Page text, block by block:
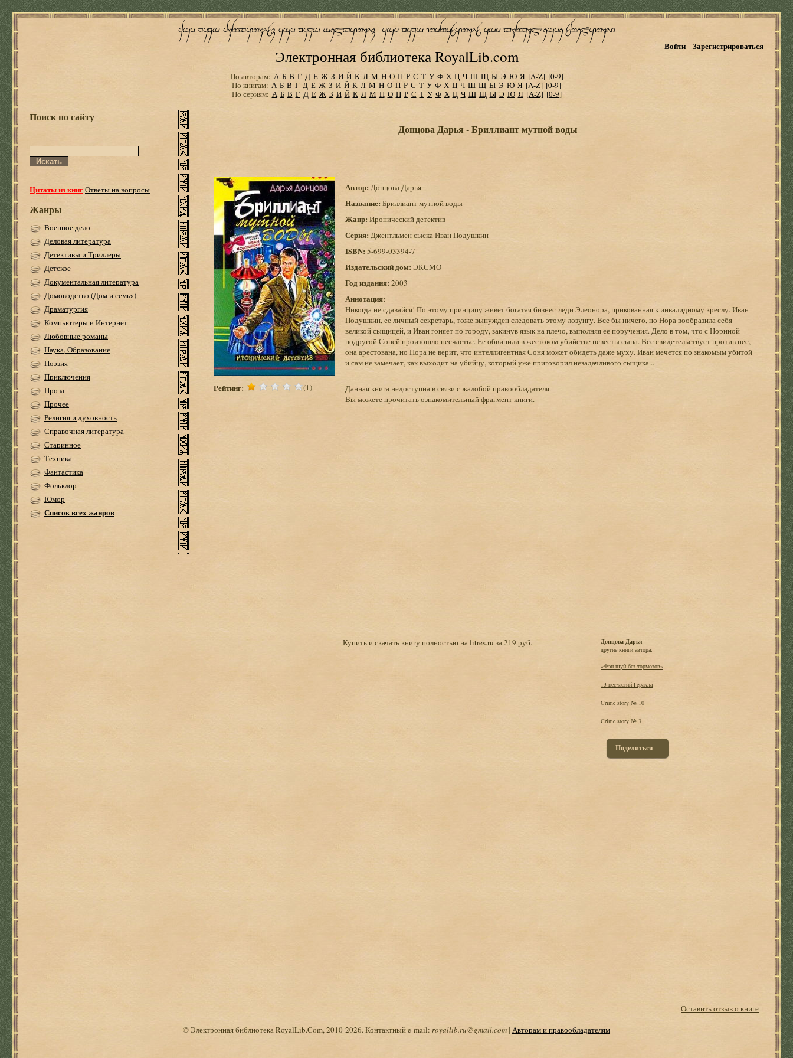
Электронная библиотека RoyalLib.com
Войти Зарегистрироваться
По авторам: А Б В Г Д Е Ж З И Й К Л М Н О П Р С Т У Ф Х Ц Ч Ш Щ Ы Э Ю Я [A-Z] [0-9]
По книгам: А Б В Г Д Е Ж З И Й К Л М Н О П Р С Т У Ф Х Ц Ч Ш Щ Ы Э Ю Я [A-Z] [0-9]
По сериям: А Б В Г Д Е Ж З И Й К Л М Н О П Р С Т У Ф Х Ц Ч Ш Щ Ы Э Ю Я [A-Z] [0-9]
Поиск по сайту
Цитаты из книгОтветы на вопросы
Жанры
Военное дело
Деловая литература
Детективы и Триллеры
Детское
Документальная литература
Домоводство (Дом и семья)
Драматургия
Компьютеры и Интернет
Любовные романы
Наука, Образование
Поэзия
Приключения
Проза
Прочее
Религия и духовность
Справочная литература
Старинное
Техника
Фантастика
Фольклор
Юмор
Список всех жанров
Донцова Дарья - Бриллиант мутной воды
Рейтинг: (1)
Автор: Донцова Дарья
Название: Бриллиант мутной воды
Жанр: Иронический детектив
Серия: Джентльмен сыска Иван Подушкин
ISBN:5-699-03394-7
Издательский дом: ЭКСМО
Год издания: 2003
Аннотация:
Никогда не сдавайся! По этому принципу живет богатая бизнес-леди Элеонора, прикованная к инвалидному креслу. Иван
Подушкин, ее личный секретарь, тоже вынужден следовать этому лозунгу. Все бы ничего, но Нора вообразила себя
великой сыщицей, и Иван гоняет по городу, закинув язык на плечо, выполняя ее поручения. Дело в том, что с Нориной
подругой Соней произошло несчастье. Ее обвинили в жестоком убийстве невесты сына. Все свидетельствует против нее,
она арестована, но Нора не верит, что интеллигентная Соня может обидеть даже муху. Иван мечется по знакомым убитой
и сам не замечает, как выходит на убийцу, который уже приговорил незадачливого сыщика...
Данная книга недоступна в связи с жалобой правообладателя.
Вы можетепрочитать ознакомительный фрагмент книги.
Купить и скачать книгу полностью на litres.ru за 219 руб.
Донцова Дарья
другие книги автора:
«Фэн-шуй без тормозов»
13 несчастий Геракла
Crime story № 10
Crime story № 3
Поделиться
Оставить отзыв о книге
© Электронная библиотека RoyalLib.Com, 2010-2026. Контактный e-mail: royallib.ru@gmail.com| Авторам и правообладателям